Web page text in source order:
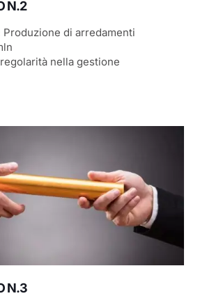
N.2
Produzione di arredamenti
nella gestione
N.3